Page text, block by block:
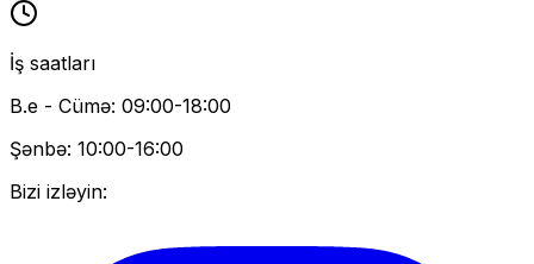
İş saatları
B.e - Cümə: 09:00-18:00
Şənbə: 10:00-16:00
Bizi izləyin: